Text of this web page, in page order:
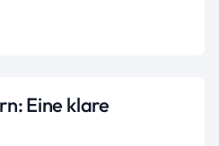
Eine klare